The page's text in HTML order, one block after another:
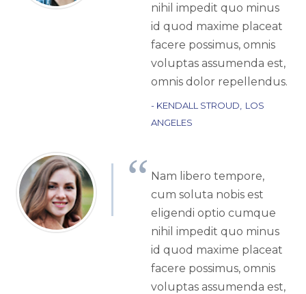
nihil impedit quo minus
id quod maxime placeat
facere possimus, omnis
voluptas assumenda est,
omnis dolor repellendus.
KENDALL STROUD
LOS
ANGELES
Nam libero tempore,
cum soluta nobis est
eligendi optio cumque
nihil impedit quo minus
id quod maxime placeat
facere possimus, omnis
voluptas assumenda est,